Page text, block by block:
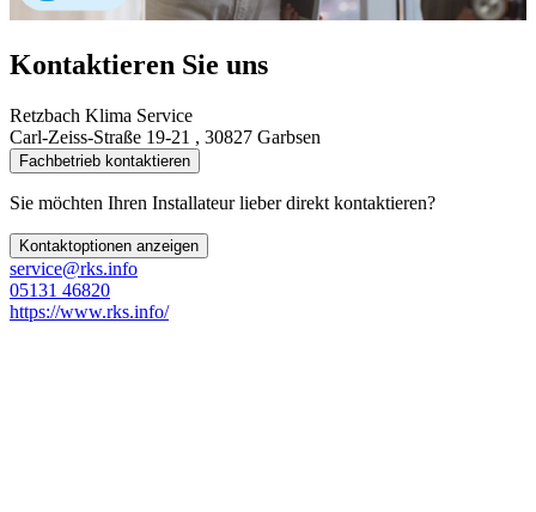
Kontaktieren Sie uns
Retzbach Klima Service
Carl-Zeiss-Straße 19-21 , 30827 Garbsen
Fachbetrieb kontaktieren
Sie möchten Ihren Installateur lieber direkt kontaktieren?
Kontaktoptionen anzeigen
service@rks.info
05131 46820
https://www.rks.info/